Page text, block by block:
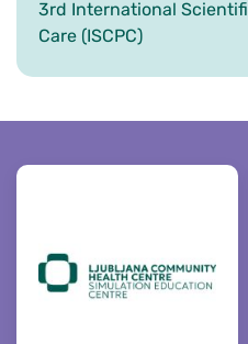
3rd International
Care (ISCPC)